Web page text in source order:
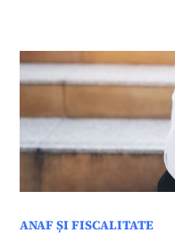
ANAF ȘI FISCALITATE